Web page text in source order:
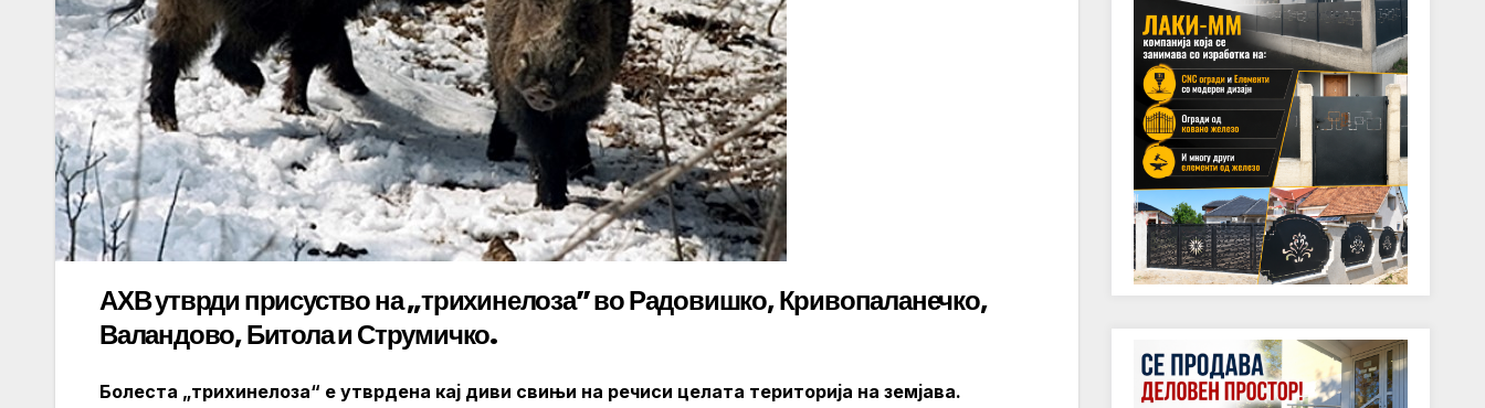
АХВ утврди присуство на „трихинелоза” во Радовишко, Кривопаланечко,
Валандово, Битола и Струмичко.
Болеста „трихинелоза“ е утврдена кај диви свињи на речиси целата територија на земјава.